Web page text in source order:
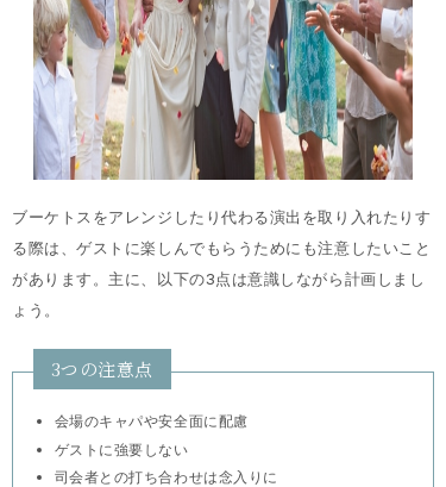
ブーケトスをアレンジしたり代わる演出を取り入れたりす
る際は、ゲストに楽しんでもらうためにも注意したいこと
があります。主に、以下の3点は意識しながら計画しまし
ょう。
3つの注意点
会場のキャパや安全面に配慮
ゲストに強要しない
司会者との打ち合わせは念入りに